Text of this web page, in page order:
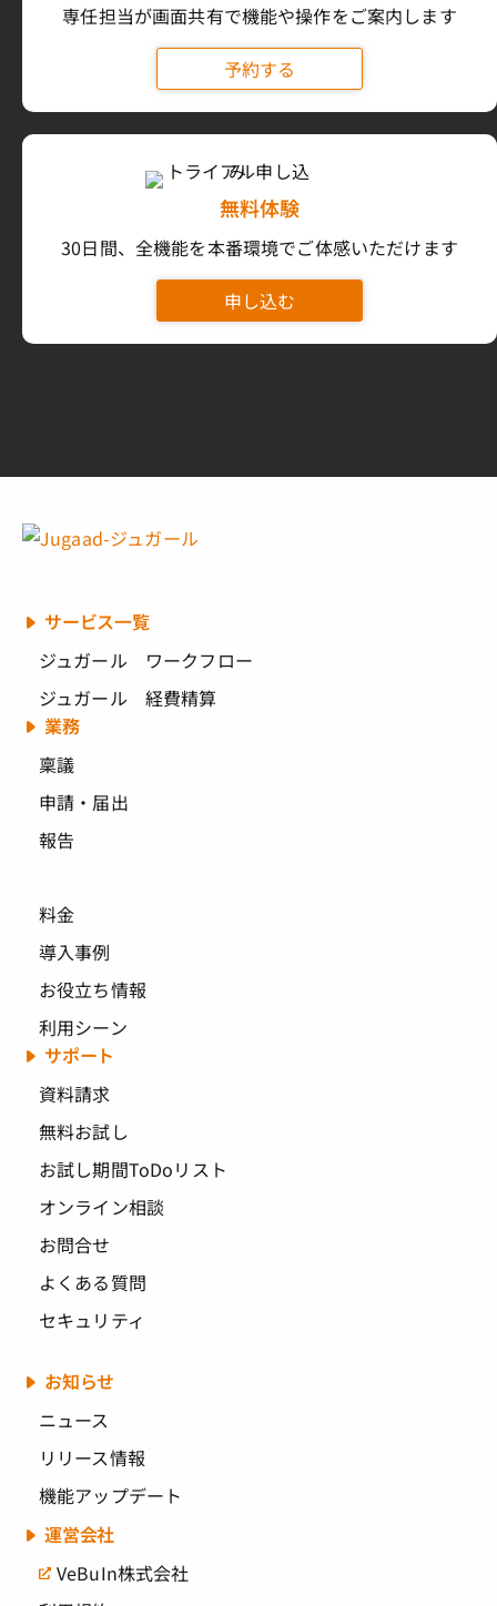
専任担当が画面共有で機能や操作をご案内します
予約する
無料体験
30日間、全機能を本番環境でご体感いただけます
申し込む
サービス一覧
ジュガール ワークフロー
ジュガール 経費精算
業務
稟議
申請・届出
報告
料金
導入事例
お役立ち情報
利用シーン
サポート
資料請求
無料お試し
お試し期間ToDoリスト
オンライン相談
お問合せ
よくある質問
セキュリティ
お知らせ
ニュース
リリース情報
機能アップデート
運営会社
VeBuIn株式会社